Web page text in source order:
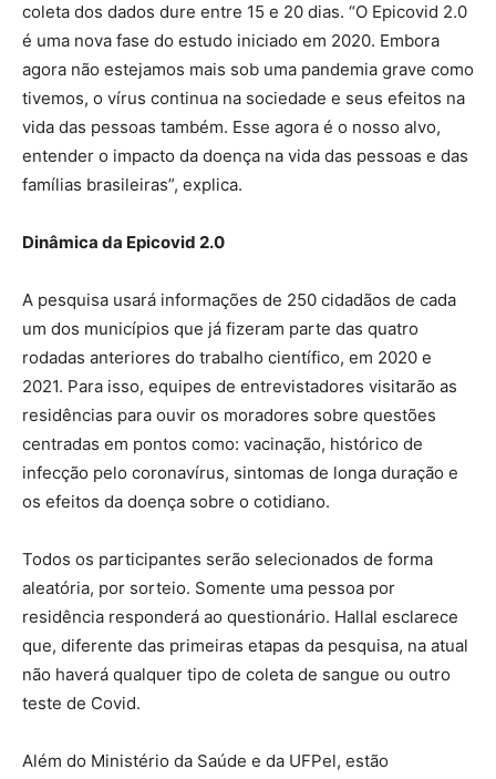
coleta dos dados dure entre 15 e 20 dias. “O Epicovid 2.0
é uma nova fase do estudo iniciado em 2020. Embora
agora não estejamos mais sob uma pandemia grave como
tivemos, o vírus continua na sociedade e seus efeitos na
vida das pessoas também. Esse agora é o nosso alvo,
entender o impacto da doença na vida das pessoas e das
famílias brasileiras”, explica.
Dinâmica da Epicovid 2.0
A pesquisa usará informações de 250 cidadãos de cada
um dos municípios que já fizeram parte das quatro
rodadas anteriores do trabalho científico, em 2020 e
2021. Para isso, equipes de entrevistadores visitarão as
residências para ouvir os moradores sobre questões
centradas em pontos como: vacinação, histórico de
infecção pelo coronavírus, sintomas de longa duração e
os efeitos da doença sobre o cotidiano.
Todos os participantes serão selecionados de forma
aleatória, por sorteio. Somente uma pessoa por
residência responderá ao questionário. Hallal esclarece
que, diferente das primeiras etapas da pesquisa, na atual
não haverá qualquer tipo de coleta de sangue ou outro
teste de Covid.
Além do Ministério da Saúde e da UFPel, estão